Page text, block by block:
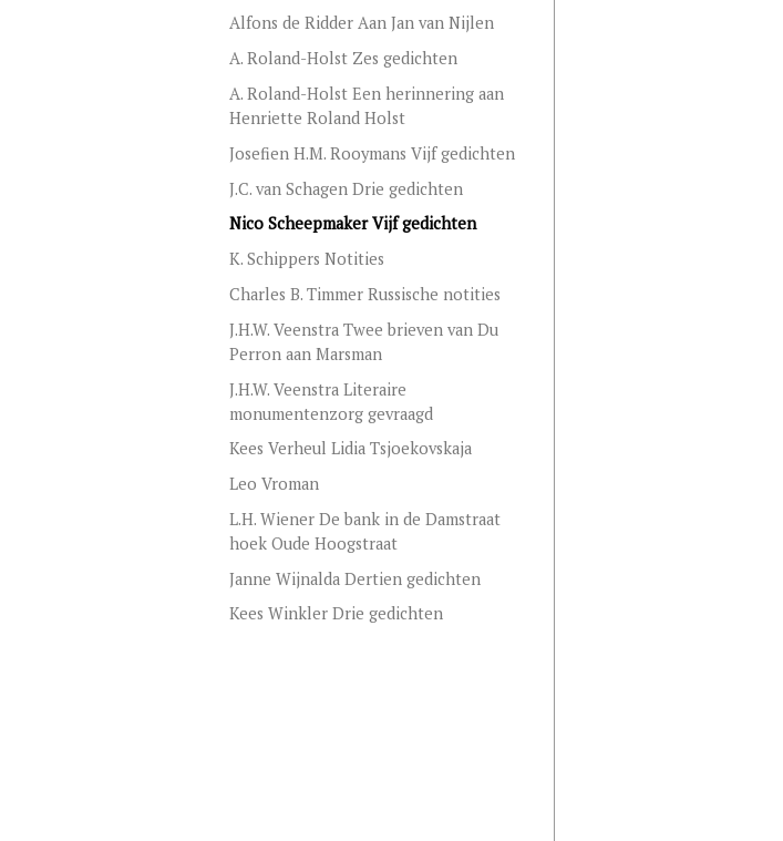
Alfons de Ridder Aan Jan van Nijlen
A. Roland-Holst Zes gedichten
A. Roland-Holst Een herinnering aan
Henriette Roland Holst
Josefien H.M. Rooymans Vijf gedichten
J.C. van Schagen Drie gedichten
Nico Scheepmaker Vijf gedichten
K. Schippers Notities
Charles B. Timmer Russische notities
J.H.W. Veenstra Twee brieven van Du
Perron aan Marsman
J.H.W. Veenstra Literaire
monumentenzorg gevraagd
Kees Verheul Lidia Tsjoekovskaja
Leo Vroman
L.H. Wiener De bank in de Damstraat
hoek Oude Hoogstraat
Janne Wijnalda Dertien gedichten
Kees Winkler Drie gedichten